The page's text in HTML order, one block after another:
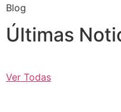
Blog
Últimas
Ver Todas